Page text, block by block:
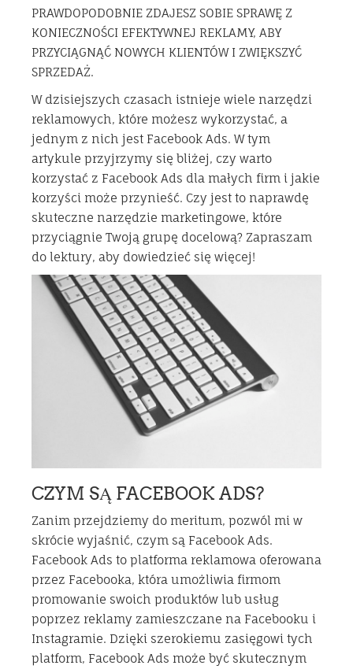
PRAWDOPODOBNIE ZDAJESZ SOBIE SPRAWĘ Z
KONIECZNOŚCI EFEKTYWNEJ REKLAMY, ABY
PRZYCIĄGNĄĆ NOWYCH KLIENTÓW I ZWIĘKSZYĆ
SPRZEDAŻ.
W dzisiejszych czasach istnieje wiele narzędzi
reklamowych, które możesz wykorzystać, a
jednym z nich jest Facebook Ads. W tym
artykule przyjrzymy się bliżej, czy warto
korzystać z Facebook Ads dla małych firm i jakie
korzyści może przynieść. Czy jest to naprawdę
skuteczne narzędzie marketingowe, które
przyciągnie Twoją grupę docelową? Zapraszam
do lektury, aby dowiedzieć się więcej!
CZYM SĄ FACEBOOK ADS?
Zanim przejdziemy do meritum, pozwól mi w
skrócie wyjaśnić, czym są Facebook Ads.
Facebook Ads to platforma reklamowa oferowana
przez Facebooka, która umożliwia firmom
promowanie swoich produktów lub usług
poprzez reklamy zamieszczane na Facebooku i
Instagramie. Dzięki szerokiemu zasięgowi tych
platform, Facebook Ads może być skutecznym